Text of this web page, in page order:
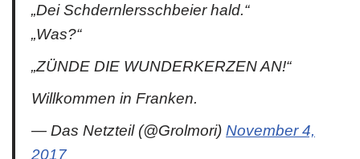
„Dei Schdernlersschbeier hald.“
„Was?“
„ZÜNDE DIE WUNDERKERZEN AN!“
Willkommen in Franken.
— Das Netzteil (@Grolmori) November 4,
2017